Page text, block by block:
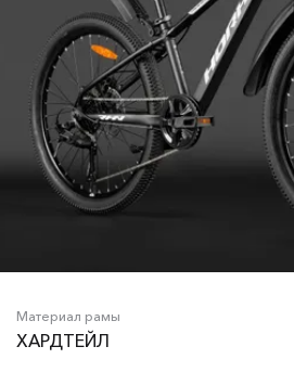
Материал рамы
ХАРДТЕЙЛ